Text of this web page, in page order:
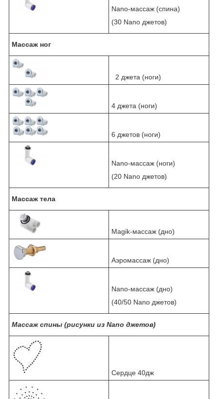
Nano-массаж (спина)
(30 Nano джетов)
Массаж ног
2 джета (ноги)
4 джета (ноги)
6 джетов (ноги)
Nano-массаж (ноги)
(20 Nano джетов)
Массаж тела
Magik-массаж (дно)
Аэромассаж (дно)
Nano-массаж (дно)
(40/50 Nano джетов)
Массаж спины (рисунки из Nano джетов)
Сердце 40дж